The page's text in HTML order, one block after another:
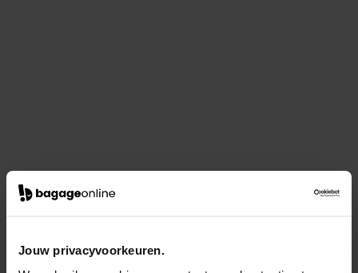
Jouw privacyvoorkeuren.